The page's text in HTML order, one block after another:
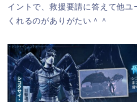
イントで、救援要請に答えて他ユ
くれるのがありがたい＾＾